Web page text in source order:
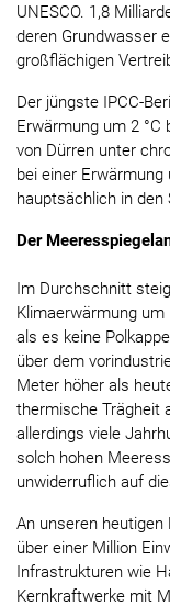
UNESCO. 1,8
deren Grundwasser
großflächigen
Der jüngste IPCC-
Erwärmung um 2
von Dürren unter
bei einer Erwärmung
hauptsächlich in
Der
Im Durchschnitt
Klimaerwärmung
als es keine
über dem
Meter höher als
thermische Trägheit
allerdings viele
solch hohen
unwiderruflich auf
An unseren
über einer Million
Infrastrukturen wie
Kernkraftwerke mit